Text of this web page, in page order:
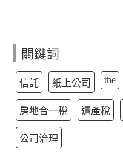
關鍵詞
信託 紙上公司 the
房地合一稅 遺產稅
公司治理